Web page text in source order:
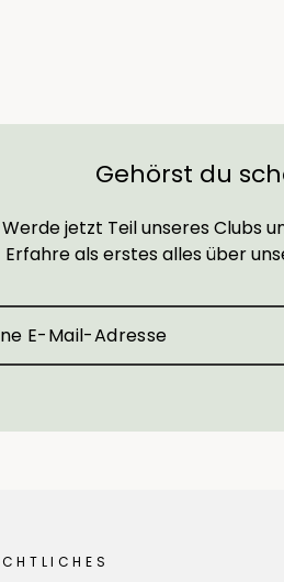
Gehörst du
Werde jetzt Teil unseres Clubs
Erfahre als erstes alles über